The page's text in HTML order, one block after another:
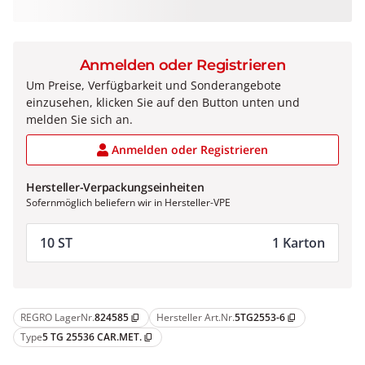
REGRO LagerNr.824585 content_copy Hersteller Art.Nr.5TG2553-6 content_copy
Type5 TG 25536 CAR.MET. content_copy
Anmelden oder Registrieren
Um Preise, Verfügbarkeit und Sonderangebote
einzusehen, klicken Sie auf den Button unten und
melden Sie sich an.
Anmelden oder Registrieren
Hersteller-Verpackungseinheiten
Sofernmöglich beliefern wir in Hersteller-VPE
10 ST 1 Karton